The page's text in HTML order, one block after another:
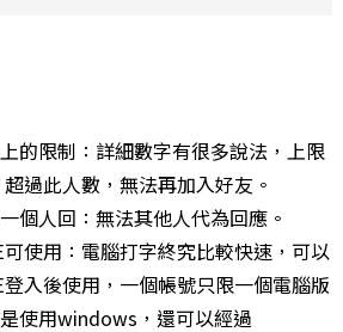
的限制：詳細數字有很多說法，上限
過此人數，無法再加入好友。
個人回：無法其他人代為回應。
使用：電腦打字終究比較快速，可以
入後使用，一個帳號只限一個電腦版
使用windows，還可以經過